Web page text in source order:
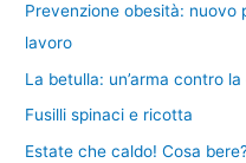
Prevenzione obesità:
lavoro
La betulla: un’arma contro
Fusilli spinaci e ricotta
Estate che caldo! Cosa
e